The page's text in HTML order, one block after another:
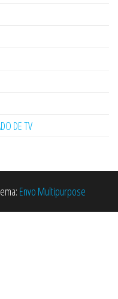
DE TV
Envo Multipurpose